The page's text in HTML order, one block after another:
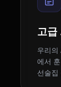
고급
우리의
에서
선술집